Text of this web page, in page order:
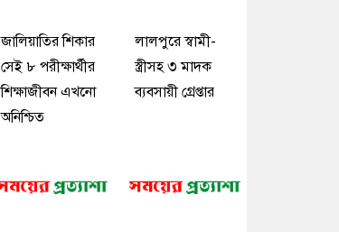
জালিয়াতির শিকার
সেই ৮ পরীক্ষার্থীর
শিক্ষাজীবন এখনো
অনিশ্চিত
লালপুরে স্বামী-
স্ত্রীসহ ৩ মাদক
ব্যবসায়ী গ্রেপ্তার